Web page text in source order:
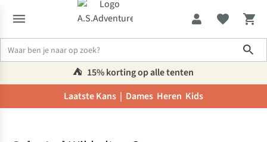
⛺️ 15% korting op alle tenten
Laatste Kans | Dames Heren Kids